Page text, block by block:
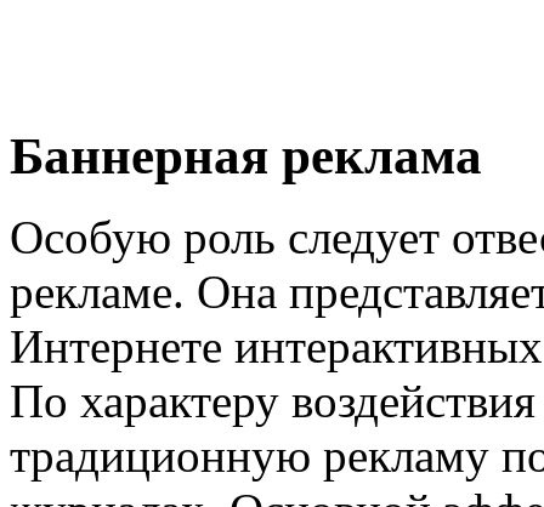
Баннерная реклама
Особую роль следует
рекламе. Она
Интернете
По характеру
традиционную рекламу